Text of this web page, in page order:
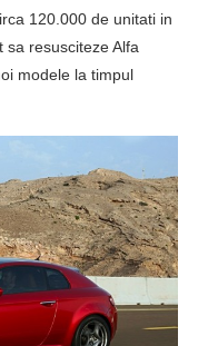
120.000 de unitati in
resusciteze Alfa
modele la timpul